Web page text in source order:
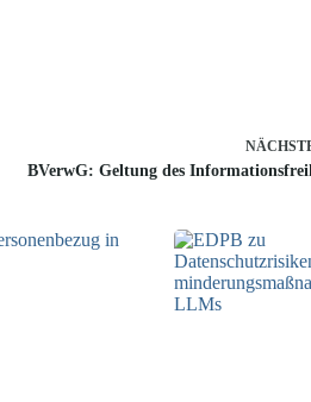
BVerwG: Geltung des